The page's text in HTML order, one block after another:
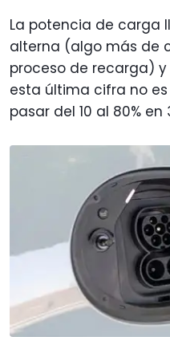
La potencia de carga
alterna (algo más de
proceso de recarga)
esta última cifra no
pasar del 10 al 80%